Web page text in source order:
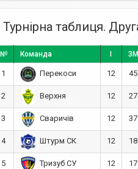
Турнірна таблиця.
№ Команда ЗМ
1 Перекоси 12 45
2 Верхня 12 27
3 Сваричів 12 37
4 Штурм СК 12 18
5 Тризуб СУ 12 17